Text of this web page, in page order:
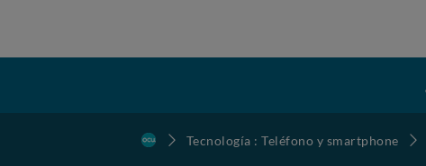
Tecnología : Teléfono y smartphone